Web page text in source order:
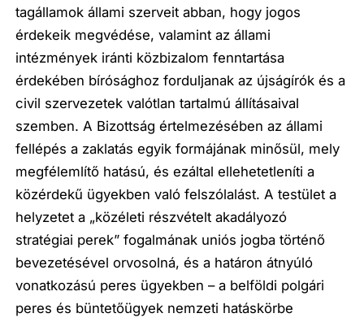
tagállamok állami szerveit abban, hogy jogos
érdekeik megvédése, valamint az állami
intézmények iránti közbizalom fenntartása
érdekében bírósághoz forduljanak az újságírók és a
civil szervezetek valótlan tartalmú állításaival
szemben. A Bizottság értelmezésében az állami
fellépés a zaklatás egyik formájának minősül, mely
megfélemlítő hatású, és ezáltal ellehetetleníti a
közérdekű ügyekben való felszólalást. A testület a
helyzetet a „közéleti részvételt akadályozó
stratégiai perek”fogalmának uniós jogba történő
bevezetésével orvosolná, és a határon átnyúló
vonatkozású peres ügyekben – a belföldi polgári
peres és büntetőügyek nemzeti hatáskörbe